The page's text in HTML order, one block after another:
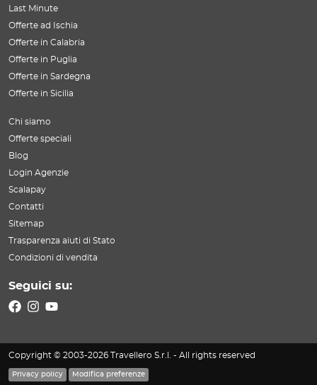
Last Minute
Offerte ad Ischia
Offerte in Calabria
Offerte in Puglia
Offerte in Sardegna
Offerte in Sicilia
Chi siamo
Offerte speciali
Blog
Login Agenzie
Scalapay
Contatti
Sitemap
Trasparenza aiuti di Stato
Condizioni di vendita
Seguici su:
Copyright © 2003-2026 Travellero S.r.l. - All rights reserved
Privacy policy Modifica preferenze